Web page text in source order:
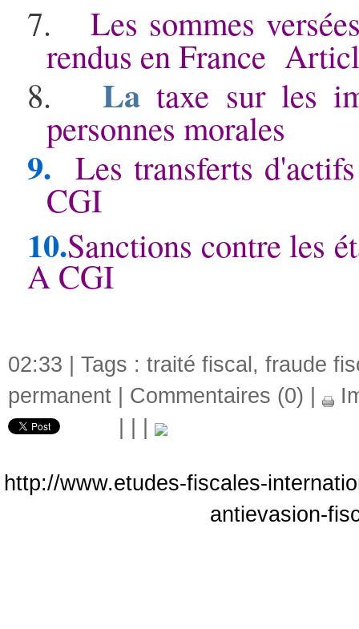
7.
Les sommes
rendus en France
8.
Lataxe sur les
personnes morales
9. Les transferts
CGI
10.Sanctions contre les
A CGI
02:33 | Tags : traité fiscal , fraude
permanent
Commentaires (0)
http://www.etudes-fiscales-
antievasion-